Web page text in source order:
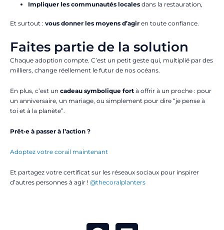
Impliquer les communautés locales dans la restauration,
Et surtout : vous donner les moyens d’agir en toute confiance.
Faites partie de la solution
Chaque adoption compte. C’est un petit geste qui, multiplié par des
milliers, change réellement le futur de nos océans.
En plus, c’est un cadeau symbolique fort à offrir à un proche : pour
un anniversaire, un mariage, ou simplement pour dire “je pense à
toi et à la planète”.
Prêt·e à passer à l’action ?
Adoptez votre corail maintenant
Et partagez votre certificat sur les réseaux sociaux pour inspirer
d’autres personnes à agir ! @thecoralplanters